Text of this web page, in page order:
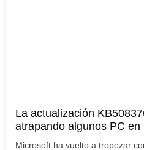
La actualización
atrapando algunos PC
Microsoft ha vuelto a tropezar